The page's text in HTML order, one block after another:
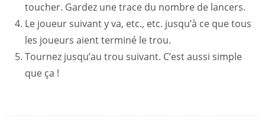
toucher. Gardez une trace du nombre de lancers.
Le joueur suivant y va, etc., etc. jusqu’à ce que tous
les joueurs aient terminé le trou.
Tournez jusqu’au trou suivant. C’est aussi simple
que ça !